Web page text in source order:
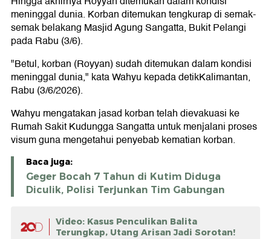
meninggal dunia. Korban ditemukan tengkurap di semak-
semak belakang Masjid Agung Sangatta, Bukit Pelangi
pada Rabu (3/6).
"Betul, korban (Royyan) sudah ditemukan dalam kondisi
meninggal dunia," kata Wahyu kepada detikKalimantan,
Rabu (3/6/2026).
Wahyu mengatakan jasad korban telah dievakuasi ke
Rumah Sakit Kudungga Sangatta untuk menjalani proses
visum guna mengetahui penyebab kematian korban.
Baca juga:
Geger Bocah 7 Tahun di Kutim Diduga
Diculik, Polisi Terjunkan Tim Gabungan
Video: Kasus Penculikan Balita
Terungkap, Utang Arisan Jadi Sorotan!